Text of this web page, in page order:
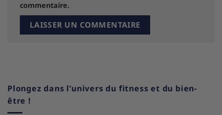
commentaire.
Plongez dans l’univers du fitness et du bien-
être !